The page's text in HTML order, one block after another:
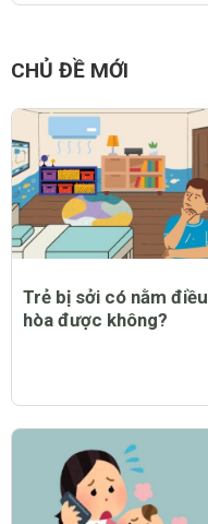
CHỦ ĐỀ MỚI
Trẻ bị sởi có nằm điều
hòa được không?